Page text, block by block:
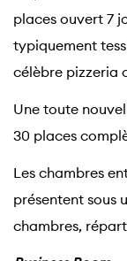
places ouvert 7
typiquement
célèbre pizzeria
Une toute
30 places
Les chambres
présentent sous
chambres,